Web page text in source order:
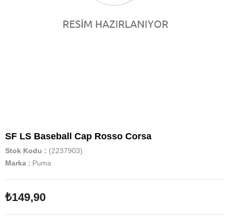
SF LS Baseball Cap Rosso Corsa
Stok Kodu
(2237903)
Marka : Puma
₺149,90